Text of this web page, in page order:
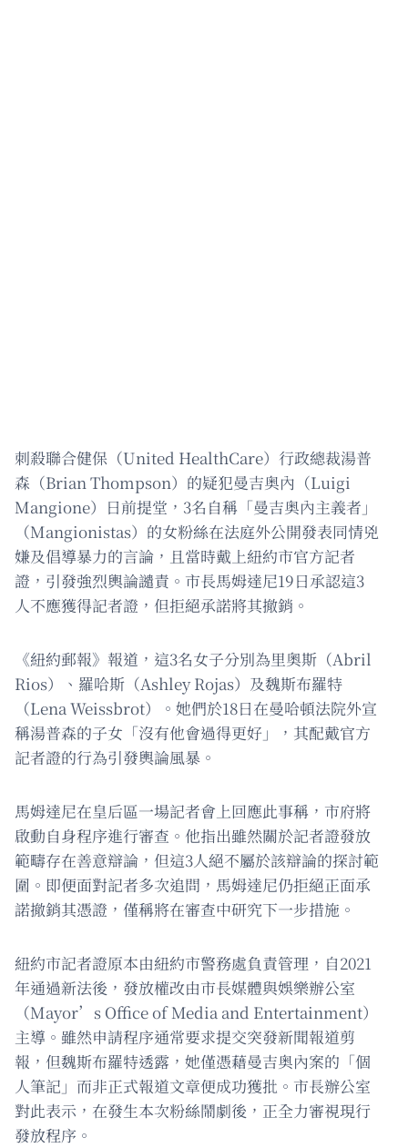
刺殺聯合健保（United HealthCare）行政總裁湯普
森（Brian Thompson）的疑犯曼吉奥內（Luigi
Mangione）日前提堂，3名自稱「曼吉奥內主義者」
（Mangionistas）的女粉絲在法庭外公開發表同情兇
嫌及倡導暴力的言論，且當時戴上紐約市官方記者
證，引發強烈輿論譴責。市長馬姆達尼19日承認這3
人不應獲得記者證，但拒絕承諾將其撤銷。
《紐約郵報》報道，這3名女子分別為里奧斯（Abril
Rios）、羅哈斯（Ashley Rojas）及魏斯布羅特
（Lena Weissbrot）。她們於18日在曼哈頓法院外宣
稱湯普森的子女「沒有他會過得更好」，其配戴官方
記者證的行為引發輿論風暴。
馬姆達尼在皇后區一場記者會上回應此事稱，市府將
啟動自身程序進行審查。他指出雖然關於記者證發放
範疇存在善意辯論，但這3人絕不屬於該辯論的探討範
圍。即便面對記者多次追問，馬姆達尼仍拒絕正面承
諾撤銷其憑證，僅稱將在審查中研究下一步措施。
紐約市記者證原本由紐約市警務處負責管理，自2021
年通過新法後，發放權改由市長媒體與娛樂辦公室
（Mayor’s Office of Media and Entertainment）
主導。雖然申請程序通常要求提交突發新聞報道剪
報，但魏斯布羅特透露，她僅憑藉曼吉奥內案的「個
人筆記」而非正式報道文章便成功獲批。市長辦公室
對此表示，在發生本次粉絲鬧劇後，正全力審視現行
發放程序。